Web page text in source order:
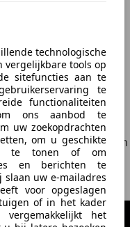
technologische
vergelijkbare tools op
sitefuncties aan te
te
functionaliteiten
ons aanbod te
uw zoekopdrachten
om u geschikte
te tonen of om
en berichten te
slaan uw e-mailadres
voor opgeslagen
of in het kader
het
dat ze met
wordt de
niet
milliseconden
door een
Met de zogeheten
Via drie
kun je de respons van
het bochtgedrag
achterasbesturing.